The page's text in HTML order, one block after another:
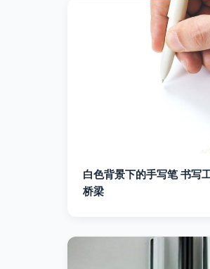
白色背景下的手写笔 书写
桥梁